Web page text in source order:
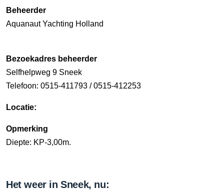
Beheerder
Aquanaut Yachting Holland
Bezoekadres beheerder
Selfhelpweg 9 Sneek
Telefoon: 0515-411793 / 0515-412253
Locatie:
Opmerking
Diepte: KP-3,00m.
Het weer in Sneek, nu: